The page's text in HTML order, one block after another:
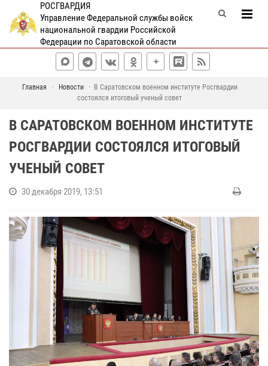
РОСГВАРДИЯ
Управление Федеральной службы войск
национальной гвардии Российской
Федерации по Саратовской области
Главная Новости
В Саратовском военном институте Росгвардии
состоялся итоговый ученый совет
В САРАТОВСКОМ ВОЕННОМ ИНСТИТУТЕ
РОСГВАРДИИ СОСТОЯЛСЯ ИТОГОВЫЙ
УЧЕНЫЙ СОВЕТ
30 декабря 2019, 13:51